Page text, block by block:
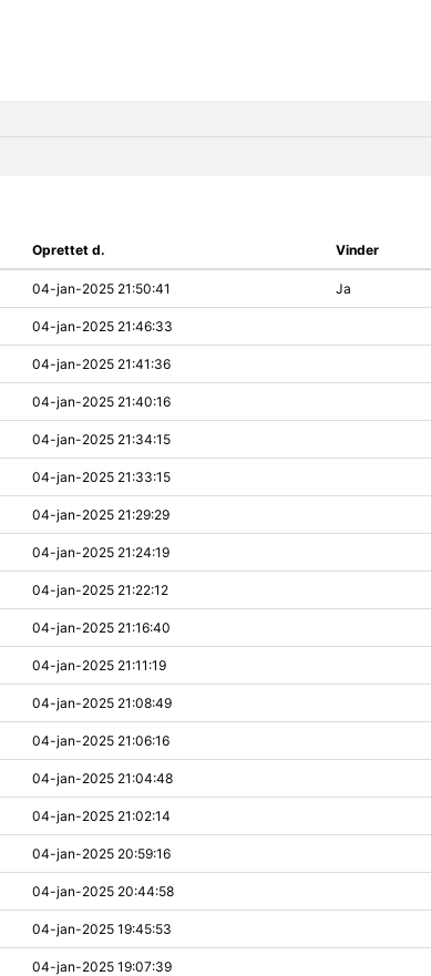
Oprettet d. Vinder
04-jan-2025 21:50:41 Ja
04-jan-2025 21:46:33
04-jan-2025 21:41:36
04-jan-2025 21:40:16
04-jan-2025 21:34:15
04-jan-2025 21:33:15
04-jan-2025 21:29:29
04-jan-2025 21:24:19
04-jan-2025 21:22:12
04-jan-2025 21:16:40
04-jan-2025 21:11:19
04-jan-2025 21:08:49
04-jan-2025 21:06:16
04-jan-2025 21:04:48
04-jan-2025 21:02:14
04-jan-2025 20:59:16
04-jan-2025 20:44:58
04-jan-2025 19:45:53
04-jan-2025 19:07:39